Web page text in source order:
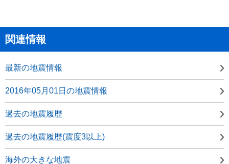
関連情報
最新の地震情報
2016年05月01日の地震情報
過去の地震履歴
過去の地震履歴(震度3以上)
海外の大きな地震